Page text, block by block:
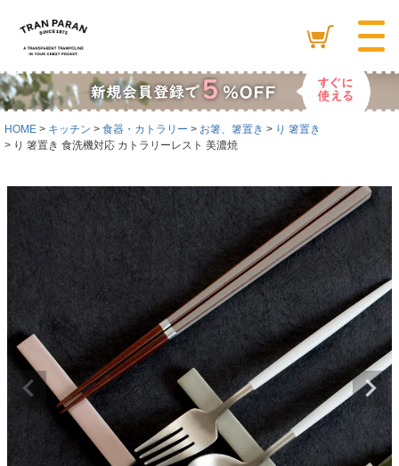
HOME キッチン 食器・カトラリー お箸、箸置き
り 箸置き
り 箸置き 食洗機対応 カトラリーレスト 美濃焼